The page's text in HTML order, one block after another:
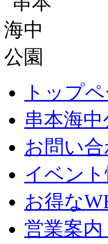
トップ
串本海
お問い
イベン
お得な
営業案